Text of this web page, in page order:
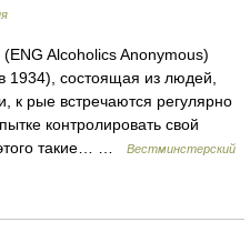
Alcoholics Anonymous)
состоящая из людей,
к рые встречаются регулярно
контролировать свой
такие… …
Вестминстерский